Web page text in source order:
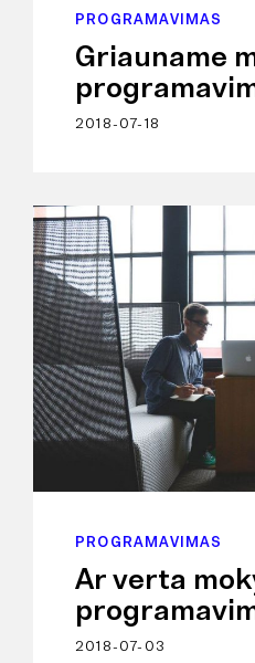
PROGRAMAVIMAS
Griauname
2018-07-18
PROGRAMAVIMAS
Ar verta
2018-07-03